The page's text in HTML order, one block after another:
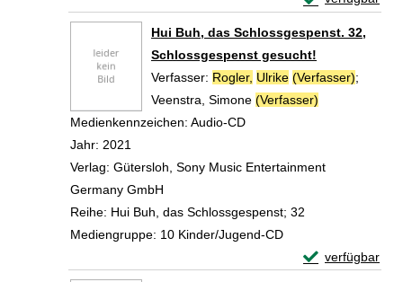
Hui Buh, das Schlossgespenst. 32,
Schlossgespenst gesucht!
Verfasser: Rogler, Ulrike (Verfasser);
Veenstra, Simone (Verfasser)
Medienkennzeichen: Audio-CD
Jahr: 2021
Verlag: Gütersloh, Sony Music Entertainment
Germany GmbH
Reihe: Hui Buh, das Schlossgespenst; 32
Mediengruppe: 10 Kinder/Jugend-CD
verfügbar
Exemplar-